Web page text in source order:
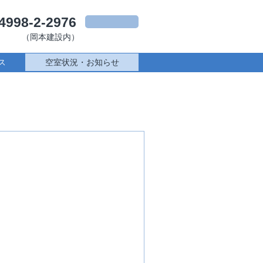
空室状況・お知らせ
2-2976
（岡本建設内）